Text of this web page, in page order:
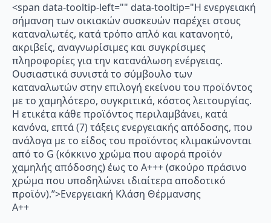
<span data-tooltip-left="" data-tooltip="Η ενεργειακή
σήμανση των οικιακών συσκευών παρέχει στους
καταναλωτές, κατά τρόπο απλό και κατανοητό,
ακριβείς, αναγνωρίσιμες και συγκρίσιμες
πληροφορίες για την κατανάλωση ενέργειας.
Ουσιαστικά συνιστά το σύμβουλο των
καταναλωτών στην επιλογή εκείνου του προϊόντος
με το χαμηλότερο, συγκριτικά, κόστος λειτουργίας.
Η ετικέτα κάθε προϊόντος περιλαμβάνει, κατά
κανόνα, επτά (7) τάξεις ενεργειακής απόδοσης, που
ανάλογα με το είδος του προϊόντος κλιμακώνονται
από το G (κόκκινο χρώμα που αφορά προϊόν
χαμηλής απόδοσης) έως το Α+++ (σκούρο πράσινο
χρώμα που υποδηλώνει ιδιαίτερα αποδοτικό
προϊόν).”>Ενεργειακή Κλάση Θέρμανσης
A++